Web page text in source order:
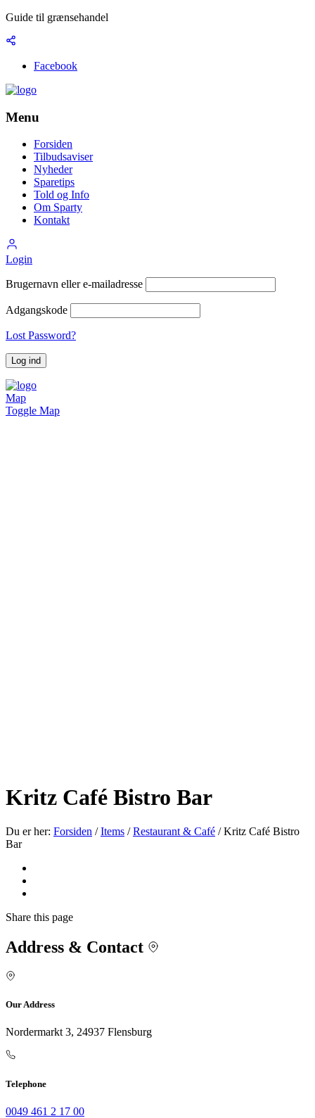
Guide til grænsehandel
Facebook
Menu
Forsiden
Tilbudsaviser
Nyheder
Sparetips
Told og Info
Om Sparty
Kontakt
Login
Brugernavn eller e-mailadresse
Adgangskode
Lost Password?
Map
Toggle Map
Kritz Café Bistro Bar
Du er her: Forsiden / Items / Restaurant & Café / Kritz Café Bistro
Bar
Share this page
Address & Contact
Our Address
Nordermarkt 3, 24937 Flensburg
Telephone
0049 461 2 17 00